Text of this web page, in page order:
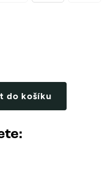
do košíku